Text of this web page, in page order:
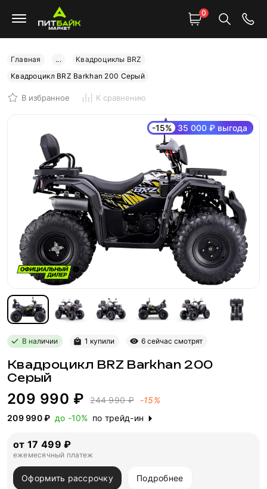
0
Главная ...
Квадроциклы BRZ
Квадроцикл BRZ Barkhan 200 Серый
В избранное К сравнению
-15% 35 000 ₽ выгода
В наличии 1 купили 6 сейчас смотрят
Квадроцикл BRZ Barkhan 200
Серый
209 990 ₽ 244 990 ₽
-15%
209 990 ₽ до -10% по трейд-ин
от 17 499 ₽
ежемесячный платеж
Оформить рассрочку Подробнее